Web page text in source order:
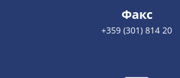
Факс
+359 (301) 814 20